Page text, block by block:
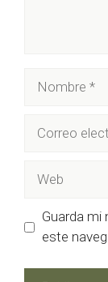
Guarda mi
este